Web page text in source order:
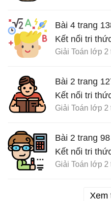
Bài 4 trang
Kết nối tri
Giải Toán lớp 2
Bài 2 trang
Kết nối tri
Giải Toán lớp 2
Bài 2 trang
Kết nối tri
Giải Toán lớp 2
Xem